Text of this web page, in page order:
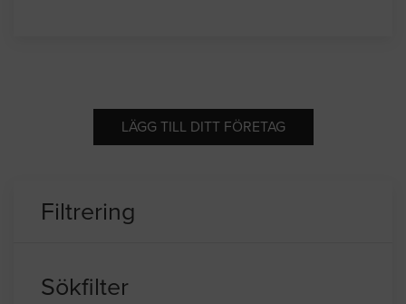
LÄGG TILL DITT FÖRETAG
Filtrering
Sökfilter